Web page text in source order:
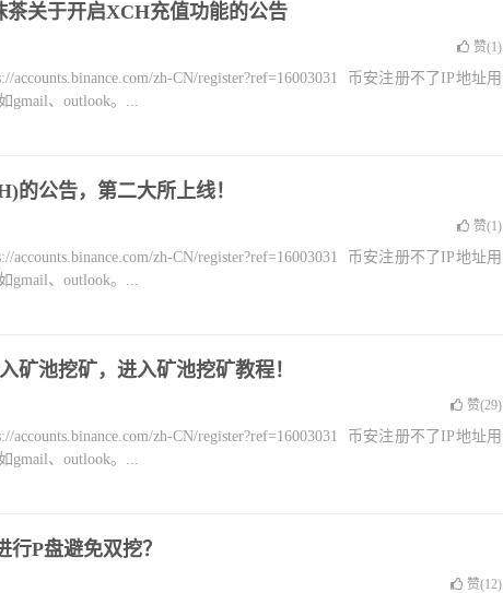
关于开启XCH充值功能的公告
赞(1)
zh-CN/register?ref=16003031 币安注册不了IP地址用
gmail、outlook。...
的公告，第二大所上线！
赞(1)
zh-CN/register?ref=16003031 币安注册不了IP地址用
gmail、outlook。...
矿池挖矿，进入矿池挖矿教程！
赞(29)
zh-CN/register?ref=16003031 币安注册不了IP地址用
gmail、outlook。...
P盘避免双挖？
赞(12)